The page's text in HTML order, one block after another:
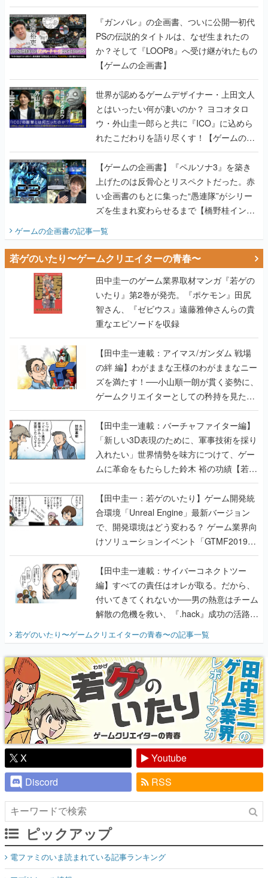
書】
『ガンパレ』の企画書、ついに公開━初代
PSの伝説的タイトルは、なぜ生まれたの
か？そして『LOOP8』へ受け継がれたもの
【ゲームの企画書】
世界が認めるゲームデザイナー・上田文人
とはいったい何が凄いのか？ ヨコオタロ
ウ・外山圭一郎らと共に『ICO』に込めら
れたこだわりを語り尽くす！【ゲームの企
画書】
【ゲームの企画書】『ペルソナ3』を築き
上げたのは反骨心とリスペクトだった。赤
い企画書のもとに集った“愚連隊”がシリー
ズを生まれ変わらせるまで【橋野桂インタ
ビュー】
ゲームの企画書の記事一覧
若ゲのいたり〜ゲームクリエイターの青春〜
田中圭一のゲーム業界取材マンガ『若ゲの
いたり』第2巻が発売。『ポケモン』田尻
智さん、『ゼビウス』遠藤雅伸さんらの貴
重なエピソードを収録
【田中圭一連載：アイマス/ガンダム 戦場
の絆 編】わがままな王様のわがままなニー
ズを満たす！──小山順一朗が貫く姿勢に、
ゲームクリエイターとしての矜持を見た
【若ゲのいたり最終回】
【田中圭一連載：バーチャファイター編】
「新しい3D表現のために、軍事技術を採り
入れたい」世界情勢を味方につけて、ゲー
ムに革命をもたらした鈴木 裕の功績【若ゲ
のいたり】
【田中圭一：若ゲのいたり】ゲーム開発統
合環境「Unreal Engine」最新バージョン
で、開発環境はどう変わる？ ゲーム業界向
けソリューションイベント「GTMF2019」
に行って、より理解を深めよう【PR】
【田中圭一連載：サイバーコネクトツー
編】すべての責任はオレが取る。だから、
付いてきてくれないか──男の熱意はチーム
解散の危機を救い、『.hack』成功の活路を
開く。業界の快男児・松山 洋に流れる血は
『少年ジャンプ』色だった【若ゲのいた
り】
若ゲのいたり〜ゲームクリエイターの青春〜の記事一覧
X
Youtube
Discord
RSS
ピックアップ
電ファミのいま読まれている記事ランキング